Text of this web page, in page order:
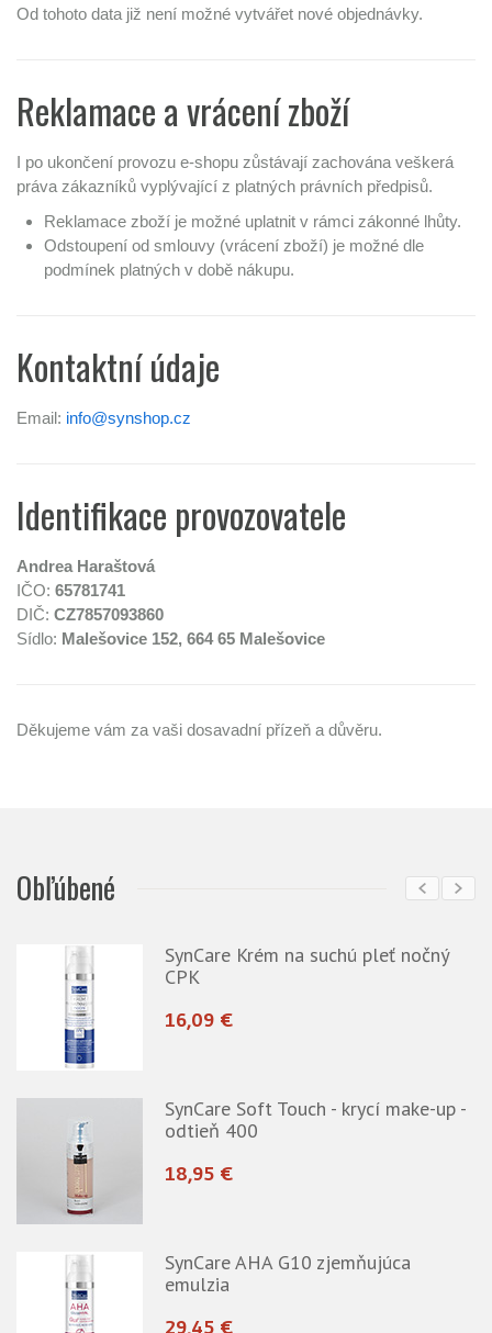
Od tohoto data již není možné vytvářet nové objednávky.
Reklamace a vrácení zboží
I po ukončení provozu e-shopu zůstávají zachována veškerá
práva zákazníků vyplývající z platných právních předpisů.
Reklamace zboží je možné uplatnit v rámci zákonné lhůty.
Odstoupení od smlouvy (vrácení zboží) je možné dle
podmínek platných v době nákupu.
Kontaktní údaje
Email: info@synshop.cz
Identifikace provozovatele
Andrea Haraštová
IČO: 65781741
DIČ: CZ7857093860
Sídlo: Malešovice 152, 664 65 Malešovice
Děkujeme vám za vaši dosavadní přízeň a důvěru.
Obľúbené
SynCare Krém na suchú pleť nočný
CPK
16,09 €
SynCare Soft Touch - krycí make-up -
odtieň 400
18,95 €
SynCare AHA G10 zjemňujúca
emulzia
29,45 €